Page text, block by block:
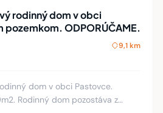
rodinný dom v obci
pozemkom. ODPORÚČAME.
9,1 km
dom v obci Pastovce.
z